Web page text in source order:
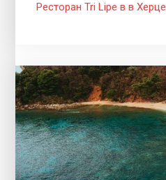
Ресторан Tri Lipe в в